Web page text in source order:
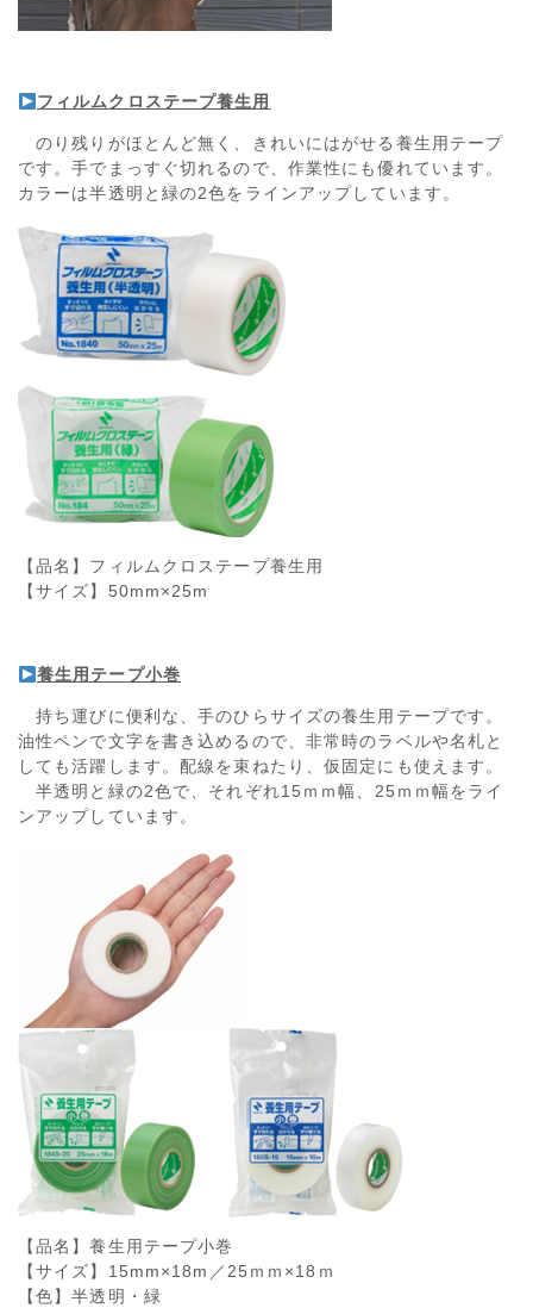
フィルムクロステープ養生用
のり残りがほとんど無く、きれいにはがせる養生用テープ
です。手でまっすぐ切れるので、作業性にも優れています。
カラーは半透明と緑の2色をラインアップしています。
【品名】フィルムクロステープ養生用
【サイズ】50mm×25m
養生用テープ小巻
持ち運びに便利な、手のひらサイズの養生用テープです。
油性ペンで文字を書き込めるので、非常時のラベルや名札と
しても活躍します。配線を束ねたり、仮固定にも使えます。
半透明と緑の2色で、それぞれ15ｍｍ幅、25ｍｍ幅をライ
ンアップしています。
【品名】養生用テープ小巻
【サイズ】15mm×18m／25ｍｍ×18ｍ
【色】半透明・緑